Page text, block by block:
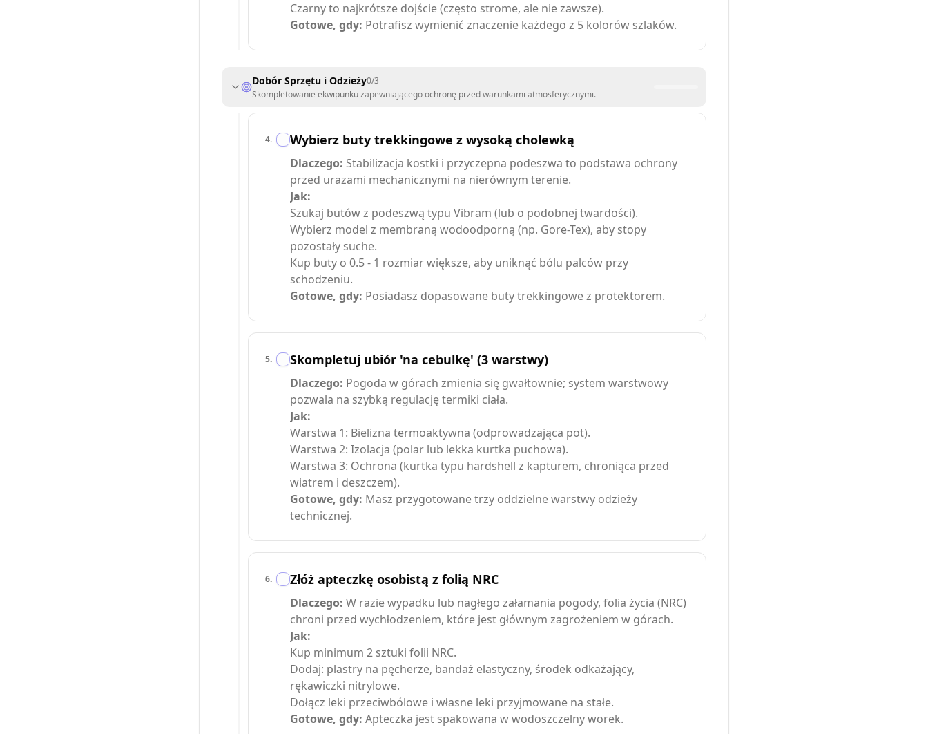
Czarny to najkrótsze dojście (często strome, ale nie zawsze).
Gotowe, gdy: Potrafisz wymienić znaczenie każdego z 5 kolorów szlaków.
Dobór Sprzętu i Odzieży0/3
Skompletowanie ekwipunku zapewniającego ochronę przed warunkami atmosferycznymi.
4. Wybierz buty trekkingowe z wysoką cholewką
Dlaczego: Stabilizacja kostki i przyczepna podeszwa to podstawa ochrony
przed urazami mechanicznymi na nierównym terenie.
Jak:
Szukaj butów z podeszwą typu Vibram (lub o podobnej twardości).
Wybierz model z membraną wodoodporną (np. Gore-Tex), aby stopy
pozostały suche.
Kup buty o 0.5 - 1 rozmiar większe, aby uniknąć bólu palców przy
schodzeniu.
Gotowe, gdy: Posiadasz dopasowane buty trekkingowe z protektorem.
5. Skompletuj ubiór 'na cebulkę' (3 warstwy)
Dlaczego: Pogoda w górach zmienia się gwałtownie; system warstwowy
pozwala na szybką regulację termiki ciała.
Jak:
Warstwa 1: Bielizna termoaktywna (odprowadzająca pot).
Warstwa 2: Izolacja (polar lub lekka kurtka puchowa).
Warstwa 3: Ochrona (kurtka typu hardshell z kapturem, chroniąca przed
wiatrem i deszczem).
Gotowe, gdy: Masz przygotowane trzy oddzielne warstwy odzieży
technicznej.
6. Złóż apteczkę osobistą z folią NRC
Dlaczego: W razie wypadku lub nagłego załamania pogody, folia życia (NRC)
chroni przed wychłodzeniem, które jest głównym zagrożeniem w górach.
Jak:
Kup minimum 2 sztuki folii NRC.
Dodaj: plastry na pęcherze, bandaż elastyczny, środek odkażający,
rękawiczki nitrylowe.
Dołącz leki przeciwbólowe i własne leki przyjmowane na stałe.
Gotowe, gdy: Apteczka jest spakowana w wodoszczelny worek.